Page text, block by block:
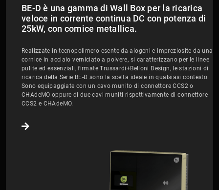
BE-D è una gamma di Wall Box per la ricarica
veloce in corrente continua DC con potenza di
25kW, con cornice metallica.
Realizzate in tecnopolimero esente da alogeni e impreziosite da una
cornice in acciaio verniciato a polvere, si caratterizzano per le linee
pulite ed essenziali, firmate Trussardi+Belloni Design, le stazioni di
ricarica della Serie BE-D sono la scelta ideale in qualsiasi contesto.
Sono equipaggiate con un cavo munito di connettore CCS2 o
CHAdeMO oppure di due cavi muniti rispettivamente di connettore
CCS2 e CHAdeMO.